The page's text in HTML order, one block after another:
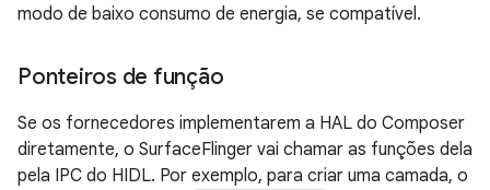
modo de baixo consumo de energia, se compatível.
Ponteiros de função
Se os fornecedores implementarem a HAL do Composer
diretamente, o SurfaceFlinger vai chamar as funções dela
pela IPC do HIDL. Por exemplo, para criar uma camada, o